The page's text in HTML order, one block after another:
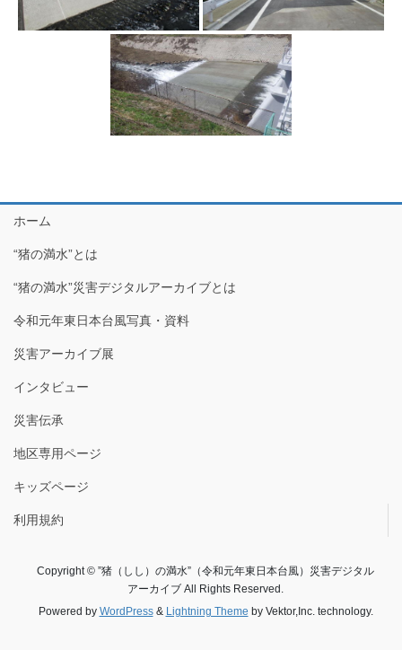
ホーム
“猪の満水”とは
“猪の満水”災害デジタルアーカイブとは
令和元年東日本台風写真・資料
災害アーカイブ展
インタビュー
災害伝承
地区専用ページ
キッズページ
利用規約
Copyright © ”猪（しし）の満水”（令和元年東日本台風）災害デジタル
アーカイブ All Rights Reserved.
Powered by WordPress& Lightning Theme by Vektor,Inc. technology.